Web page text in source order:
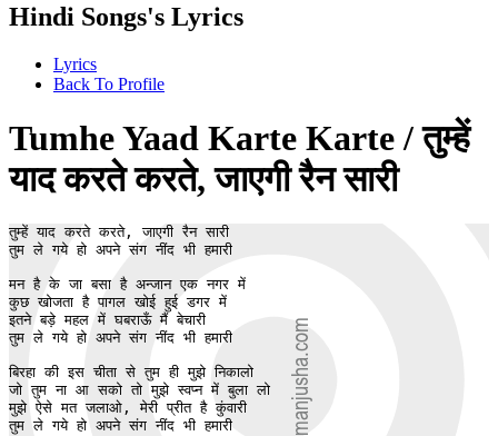
Hindi Songs's Lyrics
Lyrics
Back To Profile
Tumhe Yaad Karte Karte / तुम्हें
याद करते करते, जाएगी रैन सारी
तुम्हें याद करते करते, जाएगी रैन सारी
तुम ले गये हो अपने संग नींद भी हमारी
मन है के जा बसा है अन्जान एक नगर में
कुछ खोजता है पागल खोई हुई डगर में
इतने बड़े महल में घबराऊँ मैं बेचारी
तुम ले गये हो अपने संग नींद भी हमारी
बिरहा की इस चीता से तुम ही मुझे निकालो
जो तुम ना आ सको तो मुझे स्वप्न में बुला लो
मुझे ऐसे मत जलाओ, मेरी प्रीत है कुंवारी
तुम ले गये हो अपने संग नींद भी हमारी